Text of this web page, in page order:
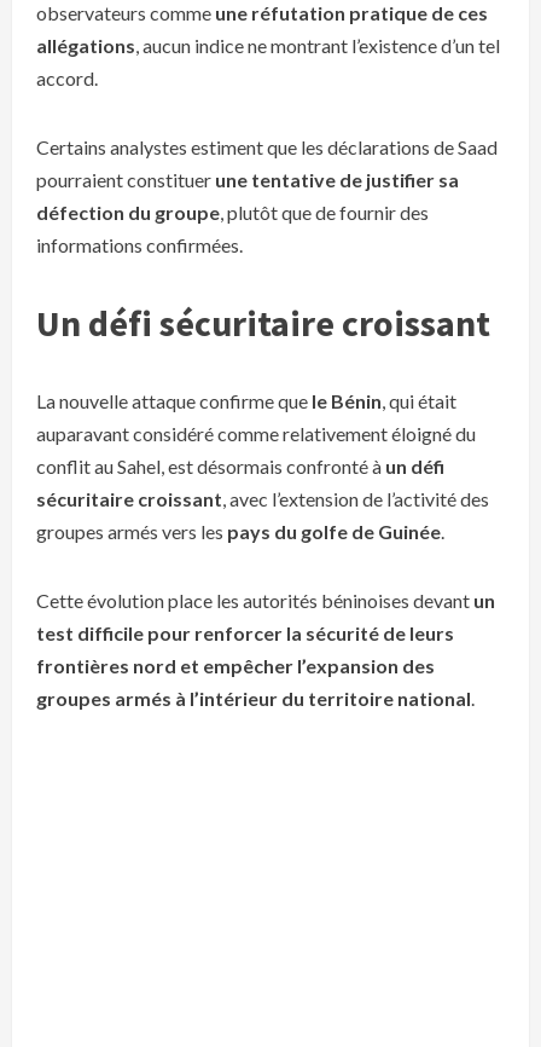
observateurs comme une réfutation pratique de ces
allégations, aucun indice ne montrant l’existence d’un tel
accord.
Certains analystes estiment que les déclarations de Saad
pourraient constituer une tentative de justifier sa
défection du groupe, plutôt que de fournir des
informations confirmées.
Un défi sécuritaire croissant
La nouvelle attaque confirme que le Bénin, qui était
auparavant considéré comme relativement éloigné du
conflit au Sahel, est désormais confronté à un défi
sécuritaire croissant, avec l’extension de l’activité des
groupes armés vers les pays du golfe de Guinée.
Cette évolution place les autorités béninoises devant un
test difficile pour renforcer la sécurité de leurs
frontières nord et empêcher l’expansion des
groupes armés à l’intérieur du territoire national.